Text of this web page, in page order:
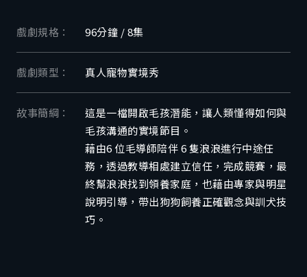
戲劇規格： 96分鐘 / 8集
戲劇類型： 真人寵物實境秀
故事簡綱：
這是一檔開啟毛孩潛能，讓人類懂得如何與
毛孩溝通的實境節目。
藉由6 位毛導師陪伴 6 隻浪浪進行中途任
務，透過教導相處建立信任，完成競賽，最
終幫浪浪找到領養家庭，也藉由專家與明星
說明引導，帶出狗狗飼養正確觀念與訓犬技
巧。